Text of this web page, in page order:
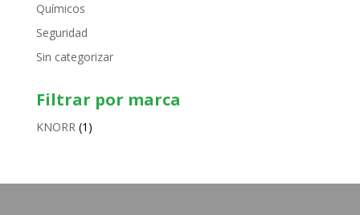
Químicos
Seguridad
Sin categorizar
Filtrar por marca
KNORR (1)